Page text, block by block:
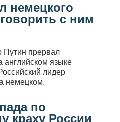
немецкого
с ним
прервал
английском языке
лидер
немецком.
по
краху России